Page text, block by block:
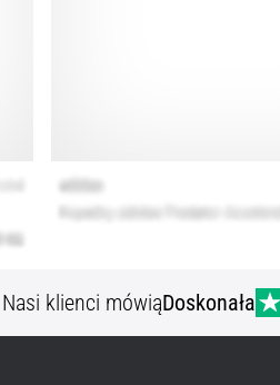
Nasi klienci mówiąDoskonała